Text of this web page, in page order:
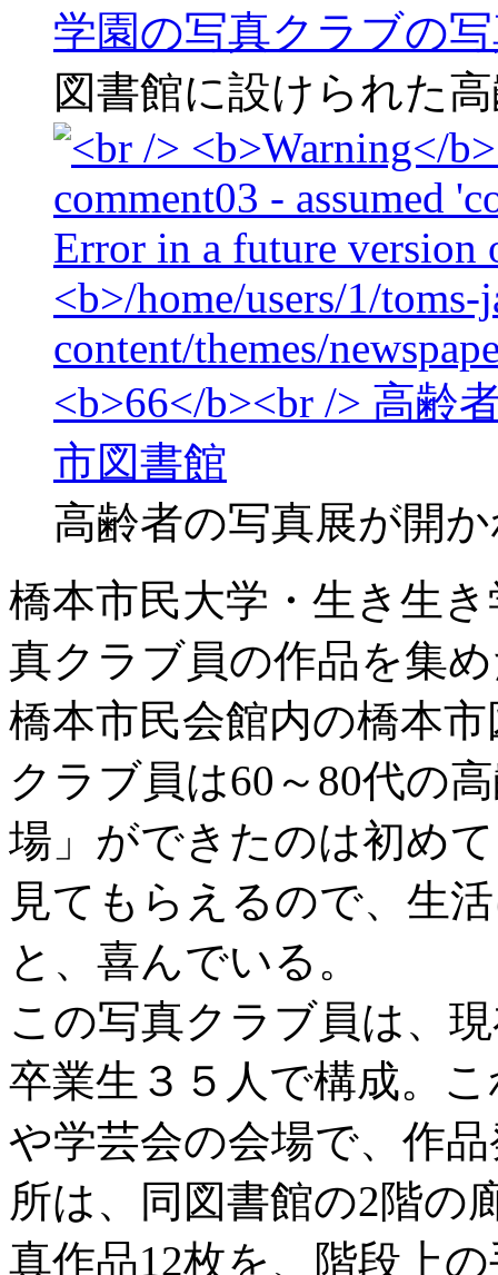
図書館に設けられた
高齢者の写真展が開
橋本市民大学・生き生
真クラブ員の作品を集
橋本市民会館内の橋本
クラブ員は60～80代の
場」ができたのは初め
見てもらえるので、生
と、喜んでいる。
この写真クラブ員は、
卒業生３５人で構成。
や学芸会の会場で、作
所は、同図書館の2階の
真作品12枚を、階段上